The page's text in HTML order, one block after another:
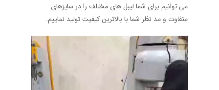
می توانیم برای شما لیبل های مختلف را در سایزهای
متفاوت و مد نظر شما با بالاترین کیفیت تولید نماییم.
نمایشگر
ویدیو